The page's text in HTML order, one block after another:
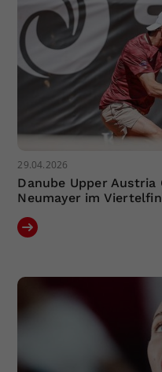
29.04.2026
Danube Upper Austria
Neumayer im